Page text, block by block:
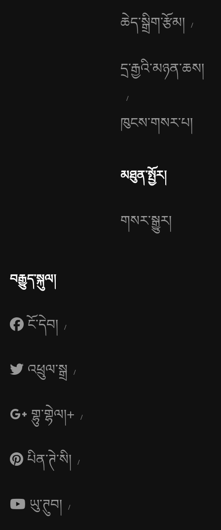
ཆེད་སྒྲིག་རྩོམ།
དྲ་རྒྱའི་མཉན་ཆས།
ཁུངས་གསར་པ།
མཐུན་སྤྱོར།
གསར་སྒྱུར།
བརྒྱུད་སྐུལ།
ངོ་དེབ།
འཕྲུལ་སྒྲ
གྷུ་གྷེལ།+
པིན་ཊེ་སི།
ཡུ་ཊུབ།